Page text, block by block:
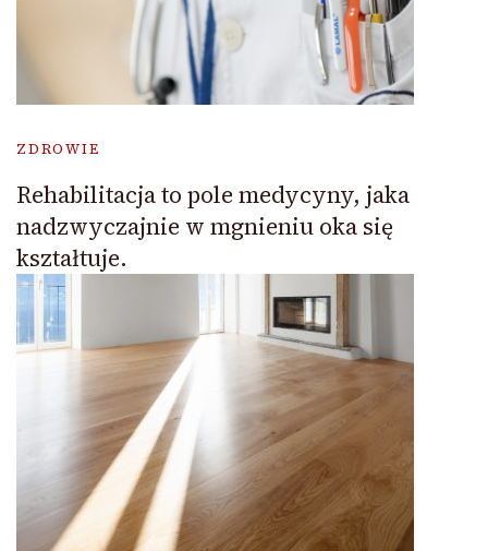
ZDROWIE
Rehabilitacja to pole medycyny, jaka
nadzwyczajnie w mgnieniu oka się
kształtuje.